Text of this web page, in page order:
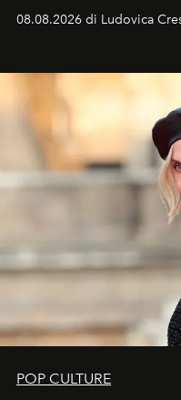
favorevole della Luna
ideale per la notte delle
08.08.2026 di Ludovica
POP CULTURE